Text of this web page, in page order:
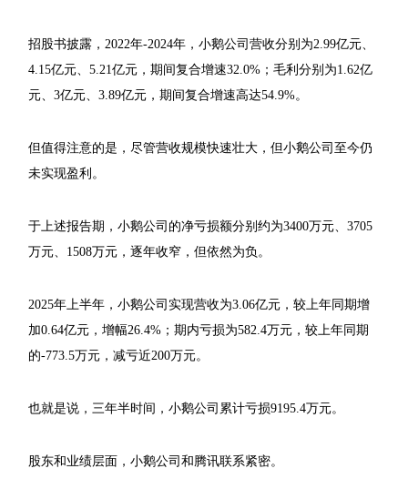
招股书披露，2022年-2024年，小鹅公司营收分别为2.99亿元、
4.15亿元、5.21亿元，期间复合增速32.0%；毛利分别为1.62亿
元、3亿元、3.89亿元，期间复合增速高达54.9%。
但值得注意的是，尽管营收规模快速壮大，但小鹅公司至今仍
未实现盈利。
于上述报告期，小鹅公司的净亏损额分别约为3400万元、3705
万元、1508万元，逐年收窄，但依然为负。
2025年上半年，小鹅公司实现营收为3.06亿元，较上年同期增
加0.64亿元，增幅26.4%；期内亏损为582.4万元，较上年同期
的-773.5万元，减亏近200万元。
也就是说，三年半时间，小鹅公司累计亏损9195.4万元。
股东和业绩层面，小鹅公司和腾讯联系紧密。